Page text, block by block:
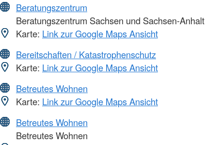
Beratungszentrum
Beratungszentrum Sachsen und Sachsen-Anhalt
Karte: Link zur Google Maps Ansicht
Bereitschaften / Katastrophenschutz
Karte: Link zur Google Maps Ansicht
Betreutes Wohnen
Karte: Link zur Google Maps Ansicht
Betreutes Wohnen
Betreutes Wohnen